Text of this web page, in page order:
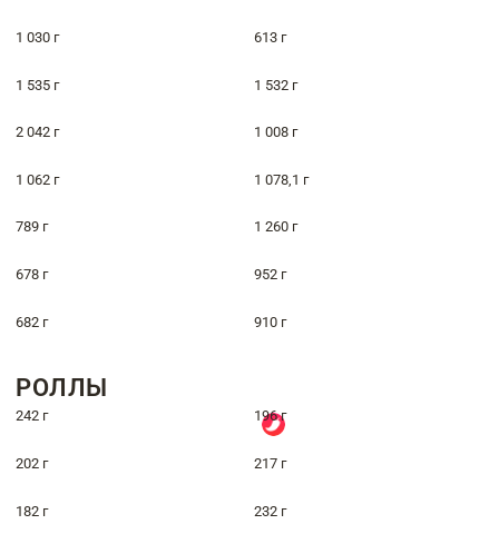
1 030 г 613 г
1 535 г 1 532 г
2 042 г 1 008 г
1 062 г 1 078,1 г
789 г 1 260 г
678 г 952 г
682 г 910 г
РОЛЛЫ
242 г 196 г
202 г 217 г
182 г 232 г